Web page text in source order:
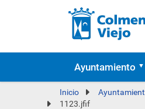
Ayuntamiento
Inicio
1123.jfif